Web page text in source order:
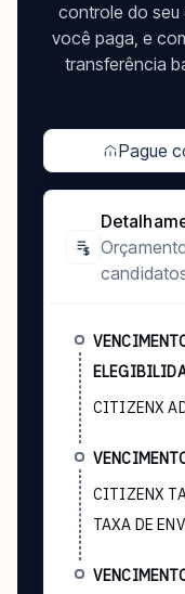
controle do seu
você paga, e
transferência
Pague
CITIZENX
CITIZENX
TAXA DE